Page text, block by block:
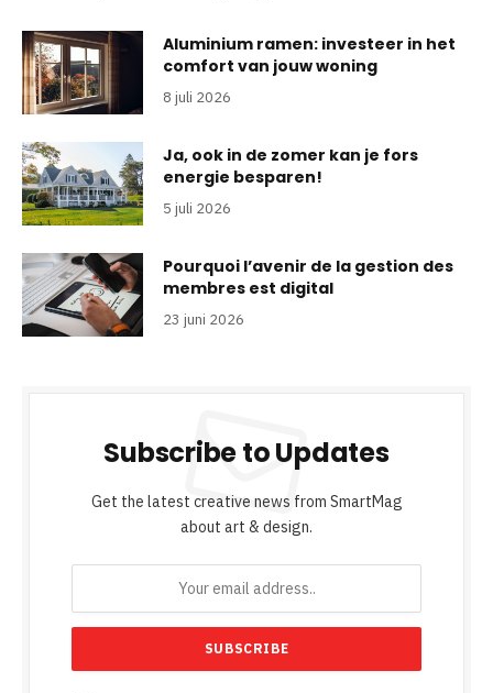
Aluminium ramen: investeer in het
comfort van jouw woning
8 juli 2026
Ja, ook in de zomer kan je fors
energie besparen!
5 juli 2026
Pourquoi l’avenir de la gestion des
membres est digital
23 juni 2026
Subscribe to Updates
Get the latest creative news from SmartMag
about art & design.